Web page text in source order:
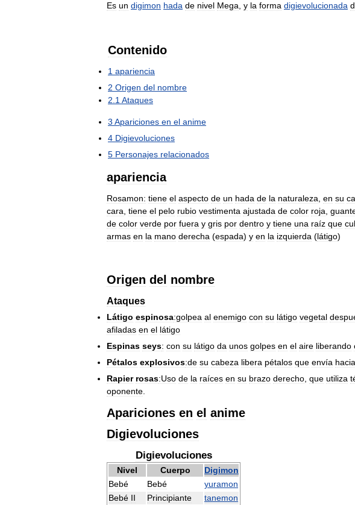
Es un digimon hada de nivel Mega y la forma digievolucionada
Contenido
1 apariencia
2 Origen del nombre
2 1 Ataques
3 Apariciones en el anime
4 Digievoluciones
5 Personajes relacionados
apariencia
Rosamon: tiene el aspecto de un hada de la naturaleza en su
cara tiene el pelo rubio vestimenta ajustada de color roja
de color verde por fuera y gris por dentro y tiene una raíz que
armas en la mano derecha (espada) y en la izquierda (látigo)
Origen del nombre
Ataques
Látigo espinosa:golpea al enemigo con su látigo vegetal
afiladas en el látigo
Espinas seys: con su látigo da unos golpes en el aire liberando
Pétalos explosivos:de su cabeza libera pétalos que envía hacia
Rapier rosas:Uso de la raíces en su brazo derecho que utiliza
oponente
Apariciones en el anime
Digievoluciones
Digievoluciones
Nivel Cuerpo
Digimon
Bebé
Bebé
yuramon
Bebé II Principiante
tanemon